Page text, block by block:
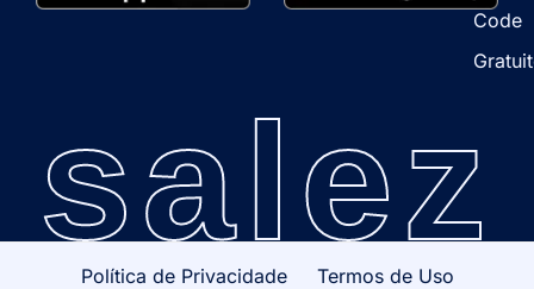
Code
salez
Política de Privacidade Termos de Uso